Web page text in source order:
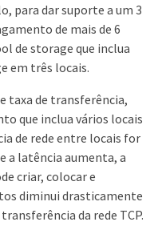
para dar suporte a um 3
de mais de 6
de storage que inclua
em três locais.
taxa de transferência,
que inclua vários locais
de rede entre locais for
a latência aumenta, a
criar, colocar e
diminui drasticamente
da rede TCP.